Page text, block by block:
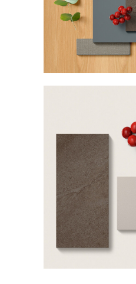
Sobre Connections
by Finsa
Contacto